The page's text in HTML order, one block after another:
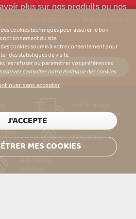
plus sur nos produits ou nos
NOUS
simple & efficace
Des années
d'expertise
métier
Des clients
cookies techniques pour assurer le bon
du site.
cookies soumis à votre consentement pour
des statistiques de visite.
les refuser ou paramétrer vos préférences.
pouvez consulter notre Politique des cookies
sans accepter
J'ACCEPTE
MES COOKIES